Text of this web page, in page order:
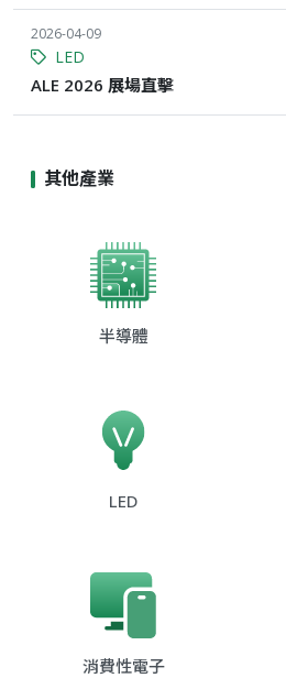
2026-04-09
LED
ALE 2026 展場直擊
其他產業
半導體
LED
消費性電子